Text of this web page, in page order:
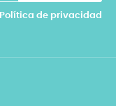
Política de privacidad